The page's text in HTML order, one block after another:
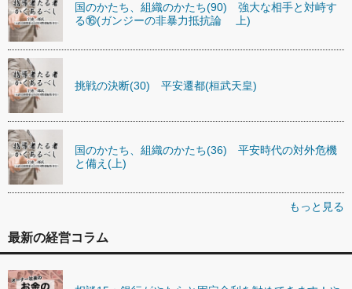
国のかたち、組織のかたち(90) 強大な相手と対峙す
る⑯(ガンジーの非暴力抵抗論 上)
挑戦の決断(30) 平安遷都(桓武天皇)
国のかたち、組織のかたち(36) 平安時代の対外危機
と備え(上)
もっと見る
最新の経営コラム